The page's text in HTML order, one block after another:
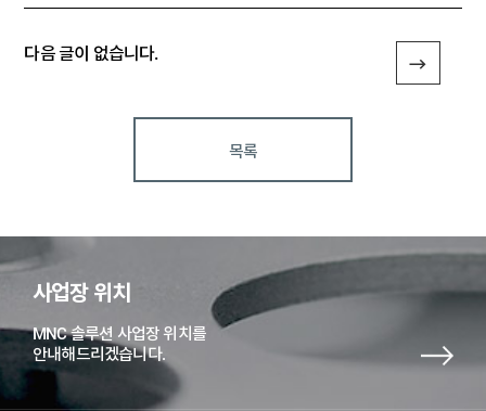
다음 글이 없습니다.
목록
사업장 위치
MNC 솔루션 사업장 위치를
안내해드리겠습니다.